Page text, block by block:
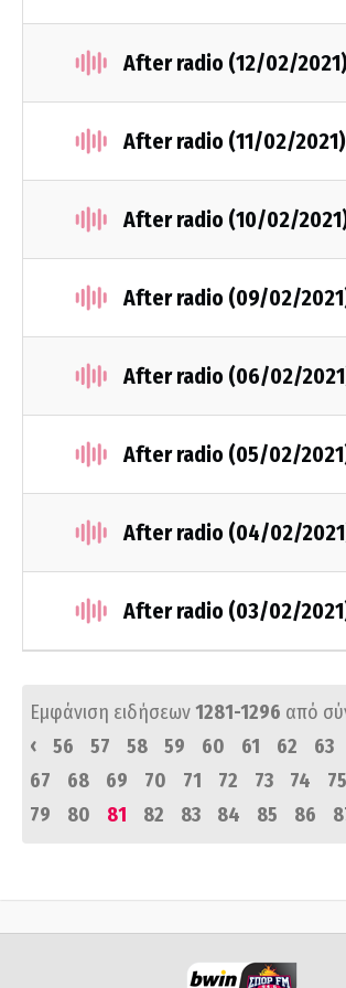
After radio (12/02/2021)
After radio (11/02/2021)
After radio (10/02/
After radio (09/02/
After radio (06/02/
After radio (05/02/
After radio (04/02/
After radio (03/02/
Εμφάνιση ειδήσεων1281-1296 από
‹
56 57 58 59 60 61 62 63
67
68 69 70 71 72 73 74 75
79
80 81 82 83 84 85 86